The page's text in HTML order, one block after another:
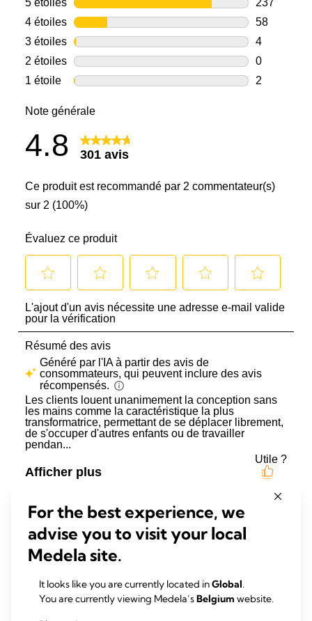
For the best experience, we
advise you to visit your local
Medela site.
It looks like you are currently located inGlobal.
You are currently viewing Medela’sBelgium website.